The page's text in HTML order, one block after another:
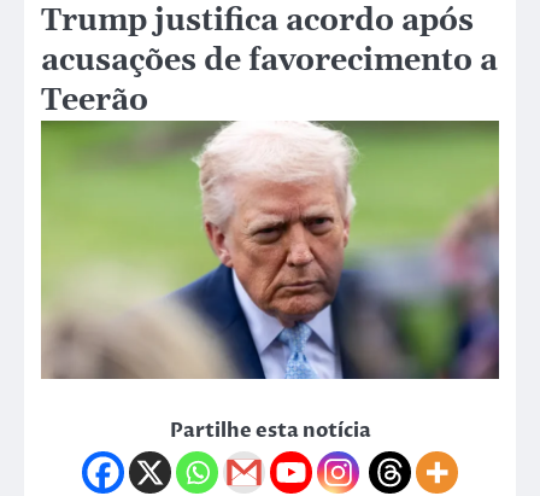
Trump justifica acordo após
acusações de favorecimento a
Teerão
Partilhe esta notícia